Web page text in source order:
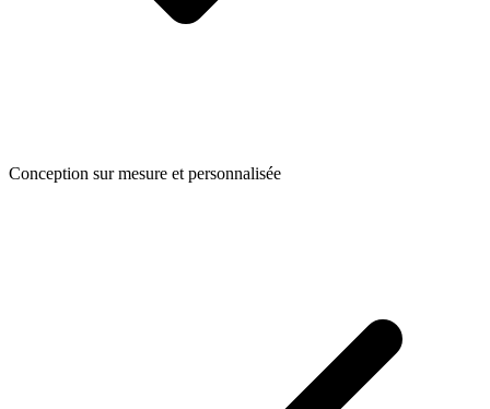
Conception sur mesure et personnalisée